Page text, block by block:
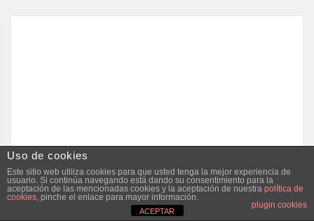
NOVEDADES COCHES PORTADA 1
Uso de cookies
Este sitio web utiliza cookies para que usted tenga la mejor experiencia de
usuario. Si continúa navegando está dando su consentimiento para la
aceptación de las mencionadas cookies y la aceptación de nuestra política de
cookies, pinche el enlace para mayor información.
plugin cookies
ACEPTAR